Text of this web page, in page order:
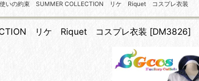
いの約束 SUMMER COLLECTION リケ Riquet コスプレ衣装
リケ Riquet コスプレ衣装 [DM3826]